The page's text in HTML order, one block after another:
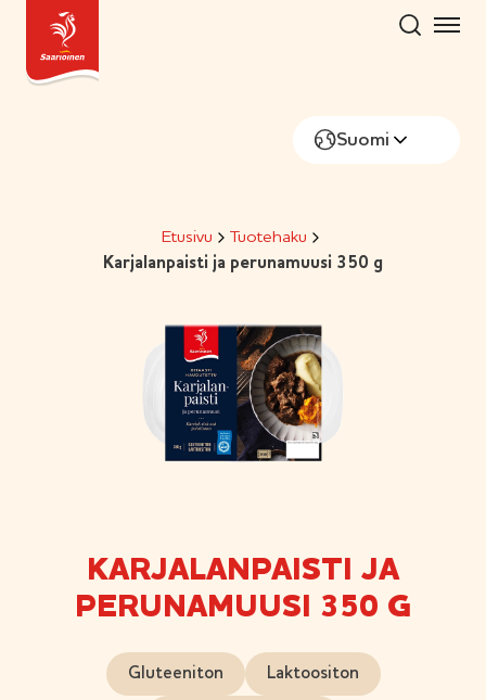
Hyppää
sisältöön
Suomi
Etusivu
Tuotehaku
Karjalanpaisti ja perunamuusi 350 g
KARJALANPAISTI JA
PERUNAMUUSI 350 G
Gluteeniton Laktoositon